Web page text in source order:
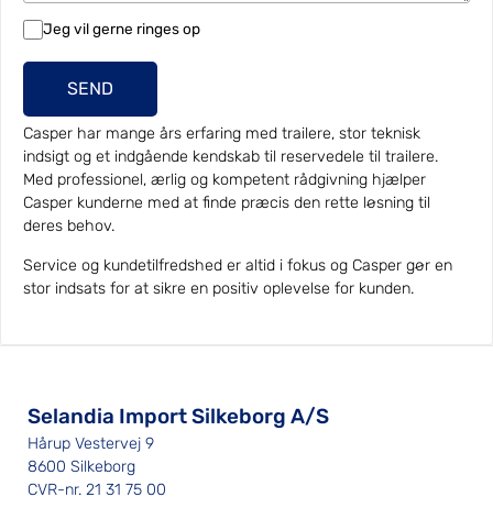
Casper har mange års erfaring med trailere, stor teknisk
indsigt og et indgående kendskab til reservedele til trailere.
Med professionel, ærlig og kompetent rådgivning hjælper
Casper kunderne med at finde præcis den rette løsning til
deres behov.
Service og kundetilfredshed er altid i fokus og Casper gør en
stor indsats for at sikre en positiv oplevelse for kunden.
Jeg vil gerne ringes op
SEND
Selandia Import Silkeborg A/S
Hårup Vestervej 9
8600 Silkeborg
CVR-nr. 21 31 75 00